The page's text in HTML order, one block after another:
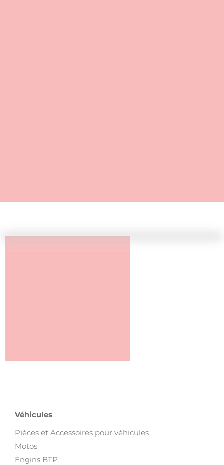
Véhicules
Pièces et Accessoires pour véhicules
Motos
Engins BTP